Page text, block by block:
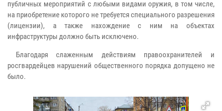
публичных мероприятий с любыми видами оружия, в том числе,
на приобретение которого не требуется специального разрешения
(лицензии), а также нахождение с ним на объектах
инфраструктуры должно быть исключено.
Благодаря слаженным действиям правоохранителей и
росгвардейцев нарушений общественного порядка допущено не
было.